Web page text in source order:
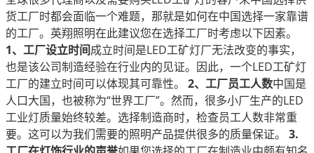
货工厂时都会面临一个难题，那就是如何在中国选择一家靠谱
的工厂。英翔照明在此建议您在选择工厂时考虑以下因素。
1、工厂设立时间成立时间是LED工矿灯厂无法改变的事实，
也是该公司制造经验在行业内的见证。因此，一个LED工矿灯
工厂的建立时间可以体现其可靠性。
2、工厂员工人数中国是
人口大国，也被称为“世界工厂”。然而，很多小厂生产的LED
工业灯质量始终较差。选择制造商时，检查员工人数非常重
要。这可以为我们需要的照明产品提供很多的质量保证。
3.